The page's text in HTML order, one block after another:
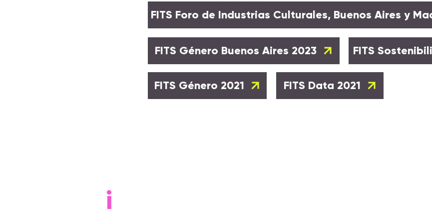
FITS Foro de Industrias Culturales, Buenos Aires y
FITS Género Buenos Aires 2023 FITS
FITS Género 2021 FITS Data 2021
i